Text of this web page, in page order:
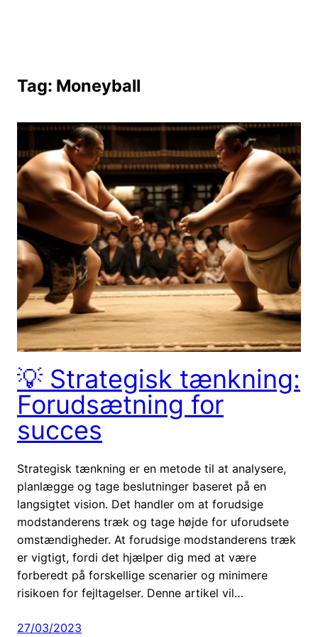
Tag: Moneyball
💡 Strategisk tænkning:
Forudsætning for
succes
Strategisk tænkning er en metode til at analysere,
planlægge og tage beslutninger baseret på en
langsigtet vision. Det handler om at forudsige
modstanderens træk og tage højde for uforudsete
omstændigheder. At forudsige modstanderens træk
er vigtigt, fordi det hjælper dig med at være
forberedt på forskellige scenarier og minimere
risikoen for fejltagelser. Denne artikel vil…
27/03/2023